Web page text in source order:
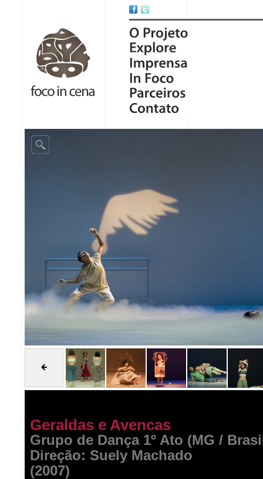
Geraldas e Avencas
Grupo de Dança 1º Ato (MG /
Direção: Suely Machado
(2007)